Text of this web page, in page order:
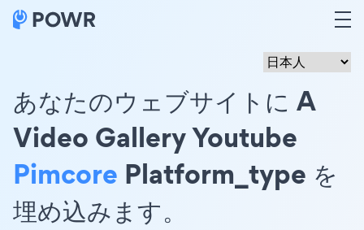
あなたのウェブサイトに A
Video Gallery Youtube
Pimcore Platform_type を
埋め込みます。